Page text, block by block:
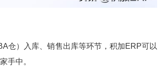
仓）入库、销售出库等环节，积加ERP可以
手中。